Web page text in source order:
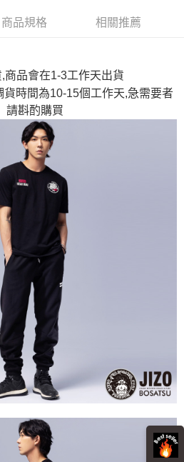
期的期數、繳款截止日，確認付款後即完
金額請依後續交易確認頁面所載為準。
認交易或遇審核未通過，訂單將自動取
，表示未達大哥付你分期系統評分，恕無
哥付你分期」於每月結算日後寄送繳費提
擇「超商條碼／台灣大直營門市／銀行轉
等通路繳費。
限公司」（以下簡稱本公司）所提供，讓
商品或服務，並由商店將買賣／分期付款
使用本公司帳單繳交帳款。
期」之契約關係目的，商店將以您的個人
供予台灣大哥大進項蒐集、處理及利用，
需資料之確認、核對及更正。
連結： https://oppay.tw/userRule
之後才付款」的支付方式。 讓您購物簡單
綁卡、不需儲值。
證，即可結帳。
，再付款。
後付」後，將跳轉至「AFTEE先享後付」
額後，即可完成結帳。
繳費通知簡訊。
點擊此簡訊中的連結，可透過四大超商／
付款，方視為交易完成。
立刻繳費，但若您需要取消訂單，請聯絡
消之訂單仍視為有效，需透過AFTEE先享
後付 」之結帳頁面顯示為準，若有關於
款等相關疑問，請聯繫「AFTEE先享後付
support/home
提供之「AFTEE先享後付」服務完成之交
個人資料，並將交易相關給付款項請求債
。
瀏覽以下網址：
定代理人或監護人之同意方可使用
申辦者引起之損失，本公司不負相關責
，將依據個別帳號之用戶狀況，依本公司即
上)免運費
上)免運費
上)免運費
以上)免運費
以上)免運費
以上)免運費
以上)免運費
商品規格 相關推薦
商品會在1-3工作天出貨
貨時間為10-15個工作天,急需要者
請斟酌購買